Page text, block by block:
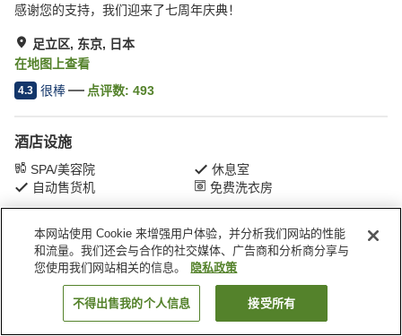
感谢您的支持，我们迎来了七周年庆典！
足立区, 东京, 日本
在地图上查看
4.3 很棒 点评数: 493
酒店设施
SPA/美容院
休息室
自动售货机
免费洗衣房
首页 日本 东京 足立区 东京上野北千住城市酒店
搜索客房
本网站使用 Cookie 来增强用户体验，并分析我们网站的性能
和流量。我们还会与合作的社交媒体、广告商和分析商分享与
您使用我们网站相关的信息。
隐私政策
不得出售我的个人信息 接受所有